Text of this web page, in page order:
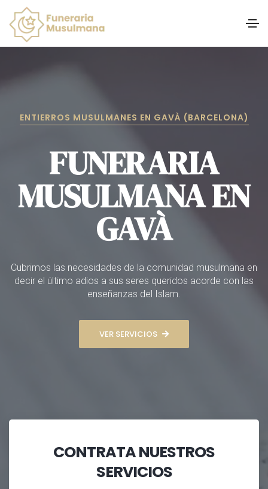
ENTIERROS MUSULMANES EN GAVÀ (BARCELONA)
FUNERARIA
MUSULMANA EN
GAVÀ
Cubrimos las necesidades de la comunidad musulmana en
decir el último adios a sus seres queridos acorde con las
enseñanzas del Islam.
VER SERVICIOS
CONTRATA NUESTROS
SERVICIOS